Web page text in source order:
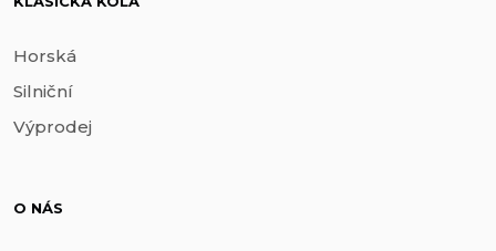
Horská
Silniční
Výprodej
O NÁS